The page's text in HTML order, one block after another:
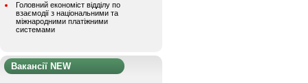
Головний економіст відділу по
взаємодії з національними та
міжнародними платіжними
системами
Вакансії NEW